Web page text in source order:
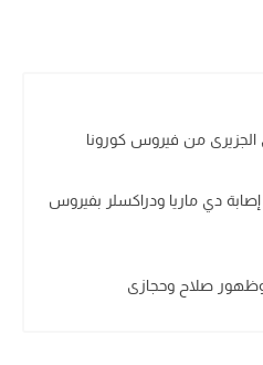
من فيروس كورونا
دي ماريا ودراكسلر بفيروس
صلاح وحجازى